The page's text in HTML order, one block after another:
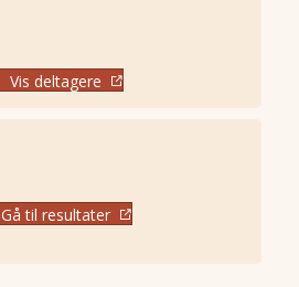
Vis deltagere
Gå til resultater